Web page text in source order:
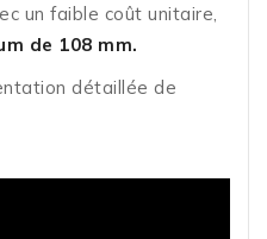
un faible coût unitaire,
de 108 mm.
détaillée de